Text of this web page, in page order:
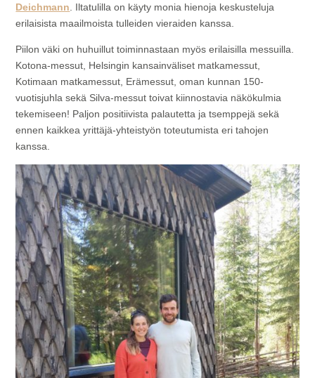
Deichmann . Iltatulilla on käyty monia hienoja keskusteluja
erilaisista maailmoista tulleiden vieraiden kanssa.
Piilon väki on huhuillut toiminnastaan myös erilaisilla messuilla.
Kotona-messut, Helsingin kansainväliset matkamessut,
Kotimaan matkamessut, Erämessut, oman kunnan 150-
vuotisjuhla sekä Silva-messut toivat kiinnostavia näkökulmia
tekemiseen! Paljon positiivista palautetta ja tsemppejä sekä
ennen kaikkea yrittäjä-yhteistyön toteutumista eri tahojen
kanssa.